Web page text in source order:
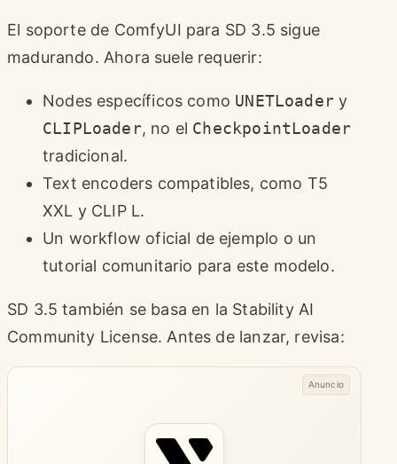
El soporte de ComfyUI para SD 3.5 sigue
madurando. Ahora suele requerir:
Nodes específicos como UNETLoadery
CLIPLoader, no el CheckpointLoader
tradicional.
Text encoders compatibles, como T5
XXL y CLIP L.
Un workflow oficial de ejemplo o un
tutorial comunitario para este modelo.
SD 3.5 también se basa en la Stability AI
Community License. Antes de lanzar, revisa:
Anuncio